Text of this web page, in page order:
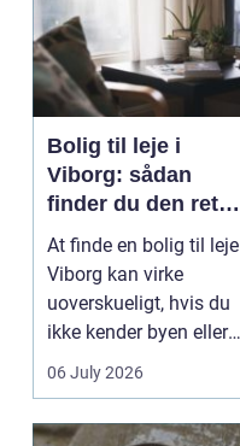
Bolig til leje i
Viborg: sådan
finder du den rette
lejlighed
At finde en bolig til leje
Viborg kan virke
uoverskueligt, hvis du
ikke kender byen eller
det lokale...
06 July 2026